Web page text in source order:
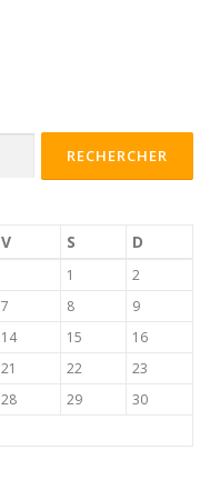
V S D
1
2
7 8
9
14 15
16
21 22
23
28 29
30